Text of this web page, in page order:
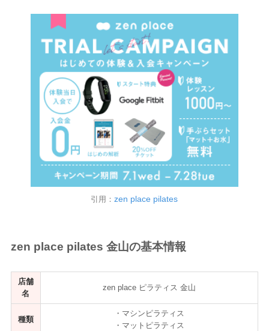
引用： zen place pilates
zen place pilates 金山の基本情報
店舗
名
zen place ピラティス 金山
種類
・マシンピラティス
・マットピラティス